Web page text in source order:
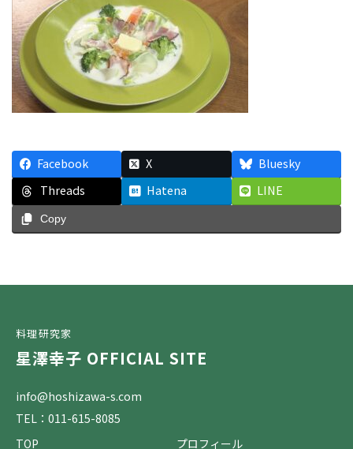
Facebook X
Bluesky
Threads
Hatena LINE
Copy
料理研究家
星澤幸子 OFFICIAL SITE
info@hoshizawa-s.com
TEL：011-615-8085
TOP
プロフィール